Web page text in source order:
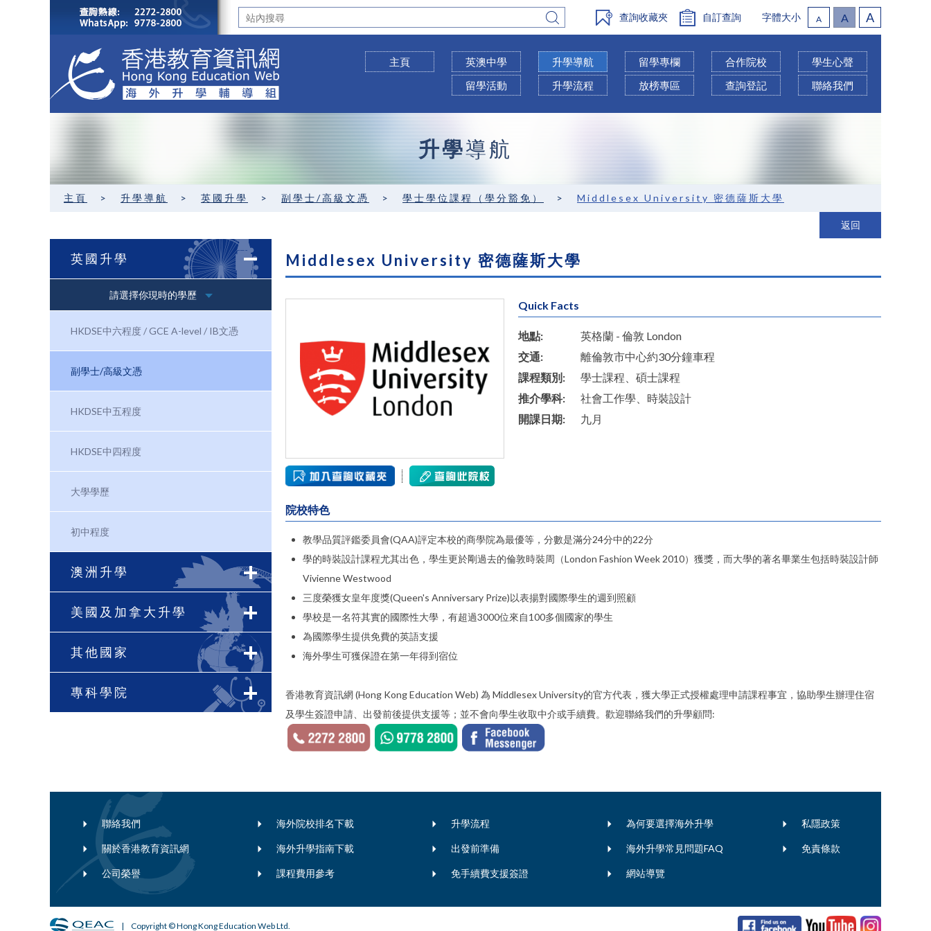
查詢收藏夾 自訂查詢 字體大小 A A A
升學導航
主頁 > 升學導航 > 英國升學 > 副學士/高級文憑 > 學士學位課程（學分豁免） > Middlesex University 密德薩斯大學
返回
英國升學
請選擇你現時的學歷
HKDSE中六程度 / GCE A-level / IB文憑
副學士/高級文憑
HKDSE中五程度
HKDSE中四程度
大學學歷
初中程度
澳洲升學
美國及加拿大升學
其他國家
專科學院
Middlesex University 密德薩斯大學
Quick Facts
地點:
英格蘭 - 倫敦 London
交通:
離倫敦市中心約30分鐘車程
課程類別:
學士課程、碩士課程
推介學科:
社會工作學、時裝設計
開課日期:
九月
院校特色
教學品質評鑑委員會(QAA)評定本校的商學院為最優等，分數是滿分24分中的22分
學的時裝設計課程尤其出色，學生更於剛過去的倫敦時裝周（London Fashion Week 2010）獲獎，而大學的著名畢業生包括時裝設計師
Vivienne Westwood
三度榮獲女皇年度獎(Queen's Anniversary Prize)以表揚對國際學生的週到照顧
學校是一名符其實的國際性大學，有超過3000位來自100多個國家的學生
為國際學生提供免費的英語支援
海外學生可獲保證在第一年得到宿位
香港教育資訊網 (Hong Kong Education Web) 為 Middlesex University的官方代表，獲大學正式授權處理申請課程事宜，協助學生辦理住宿
及學生簽證申請、出發前後提供支援等；並不會向學生收取中介或手續費。歡迎聯絡我們的升學顧問:
聯絡我們
關於香港教育資訊網
公司榮譽
海外院校排名下載
海外升學指南下載
課程費用參考
升學流程
出發前準備
免手續費支援簽證
為何要選擇海外升學
海外升學常見問題FAQ
網站導覽
私隱政策
免責條款
| Copyright © Hong Kong Education Web Ltd.
主頁 英澳中學 升學導航 留學專欄 合作院校
學生心聲
留學活動
升學流程 放榜專區 查詢登記 聯絡我們